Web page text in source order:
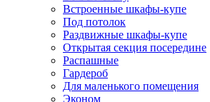
Встроенные шкафы-купе
Под потолок
Раздвижные шкафы-купе
Открытая секция посередине
Распашные
Гардероб
Для маленького помещения
Эконом